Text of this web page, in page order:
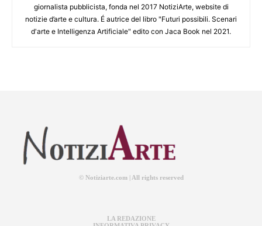
giornalista pubblicista, fonda nel 2017 NotiziArte, website di
notizie d’arte e cultura. É autrice del libro "Futuri possibili. Scenari
d'arte e Intelligenza Artificiale" edito con Jaca Book nel 2021.
© Notiziarte.com | All rights reserved
LA REDAZIONE